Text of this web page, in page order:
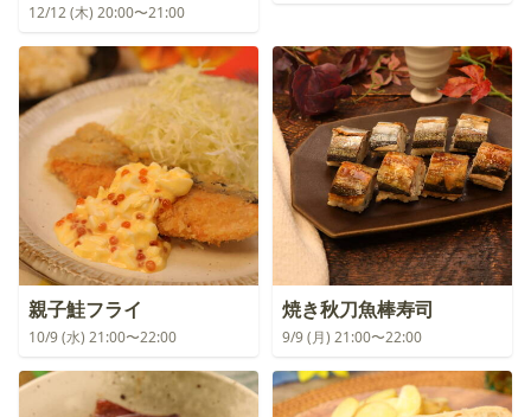
12/12 (木) 20:00〜21:00
親子鮭フライ
10/9 (水) 21:00〜22:00
焼き秋刀魚棒寿司
9/9 (月) 21:00〜22:00